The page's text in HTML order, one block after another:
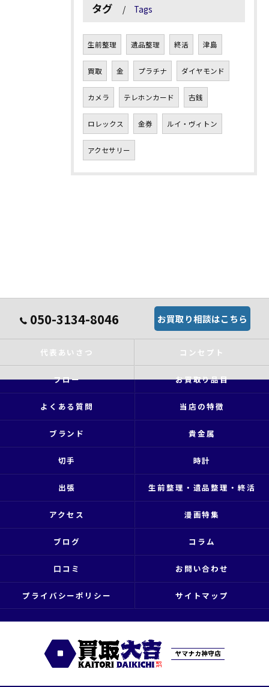
タグ Tags
生前整理 遺品整理 終活 津島
買取 金 プラチナ ダイヤモンド
カメラ テレホンカード 古銭
ロレックス 金券 ルイ・ヴィトン
アクセサリー
050-3134-8046 お買取り相談はこちら
代表あいさつ コンセプト
フロー お買取り品目
よくある質問 当店の特徴
ブランド 貴金属
切手 時計
出張 生前整理・遺品整理・終活
アクセス 漫画特集
ブログ コラム
口コミ お問い合わせ
プライバシーポリシー サイトマップ